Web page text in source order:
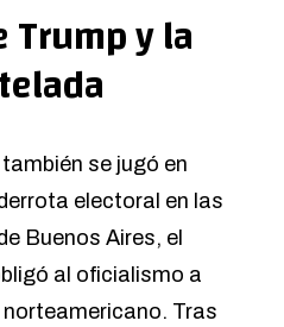
Trump y la
se jugó en
electoral en las
Buenos Aires, el
al oficialismo a
Tras